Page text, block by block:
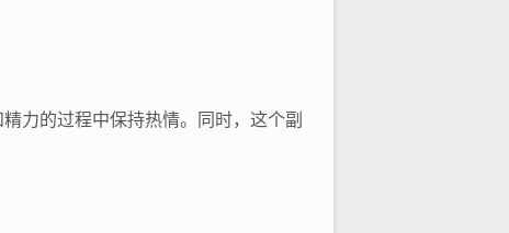
力的过程中保持热情。同时，这个副